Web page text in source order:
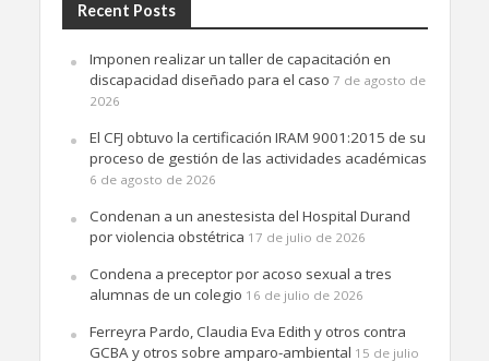
Recent Posts
Imponen realizar un taller de capacitación en
discapacidad diseñado para el caso 7 de agosto de
2026
El CFJ obtuvo la certificación IRAM 9001:2015 de su
proceso de gestión de las actividades académicas
6 de agosto de 2026
Condenan a un anestesista del Hospital Durand
por violencia obstétrica 17 de julio de 2026
Condena a preceptor por acoso sexual a tres
alumnas de un colegio 16 de julio de 2026
Ferreyra Pardo, Claudia Eva Edith y otros contra
GCBA y otros sobre amparo-ambiental 15 de julio